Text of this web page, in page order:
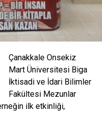
Çanakkale Onsekiz
Mart Üniversitesi Biga
İktisadi ve İdari Bilimler
Fakültesi Mezunlar
ilk etkinliği,